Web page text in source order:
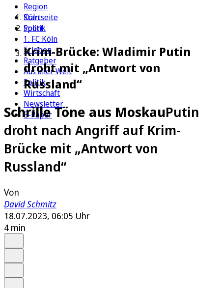
Region
Köln
Sport
1. FC Köln
Erleben
Ratgeber
Aus aller Welt
Politik
Wirtschaft
Newsletter
E-Paper
Startseite
Politik
Krim-Brücke: Wladimir Putin
droht mit „Antwort von
Russland“
Schrille Töne aus MoskauPutin
droht nach Angriff auf Krim-
Brücke mit „Antwort von
Russland“
Von
David Schmitz
18.07.2023, 06:05 Uhr
4 min